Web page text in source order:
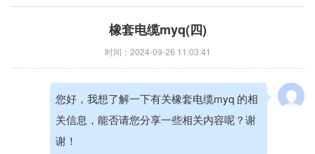
橡套电缆myq(四)
时间：2024-09-26 11:03:41
您好，我想了解一下有关橡套电缆myq 的相
关信息，能否请您分享一些相关内容呢？谢
谢！